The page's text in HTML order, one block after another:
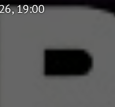
19:00